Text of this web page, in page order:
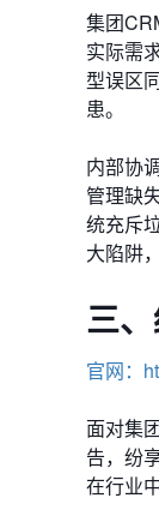
集团
实际需
型误区
患。
内部协
管理缺
统充斥
大陷阱
三、
官网：
面对集
告，纷
在行业